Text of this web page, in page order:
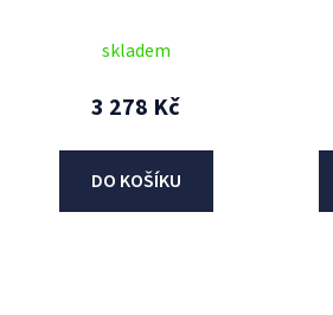
směs)
skladem
3 278 Kč
DO KOŠÍKU